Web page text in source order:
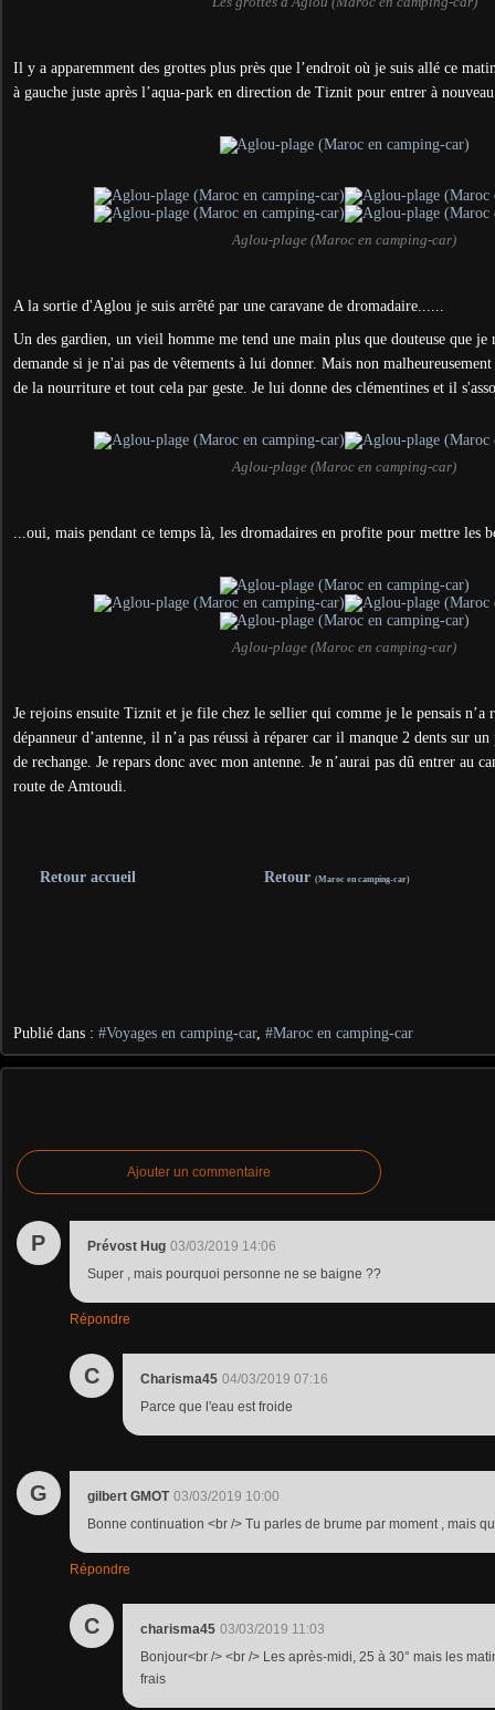
Il y a apparemment des grottes plus près que l’endroit où je suis allé ce
à gauche juste après l’aqua-park en direction de Tiznit pour entrer à
Aglou-plage (Maroc en camping-car)
A la sortie d'Aglou je suis arrêté par une caravane de dromadaire......
Un des gardien, un vieil homme me tend une main plus que douteuse que je
demande si je n'ai pas de vêtements à lui donner. Mais non
de la nourriture et tout cela par geste. Je lui donne des clémentines et il
Aglou-plage (Maroc en camping-car)
...oui, mais pendant ce temps là, les dromadaires en profite pour mettre les
Aglou-plage (Maroc en camping-car)
Je rejoins ensuite Tiznit et je file chez le sellier qui comme je le pensais n’a
dépanneur d’antenne, il n’a pas réussi à réparer car il manque 2 dents sur
de rechange. Je repars donc avec mon antenne. Je n’aurai pas dû entrer au
route de Amtoudi.
Retour accueil Retour (Maroc en camping-car)
Publié dans : #Voyages en camping-car, #Maroc en camping-car
Ajouter un commentaire
P Prévost Hug 03/03/2019 14:06
Super , mais pourquoi personne ne se baigne ??
Répondre
C Charisma45 04/03/2019 07:16
Parce que l'eau est froide
G gilbert GMOT 03/03/2019 10:00
Bonne continuation <br /> Tu parles de brume par moment , mais
Répondre
C charisma45 03/03/2019 11:03
Bonjour<br /> <br /> Les après-midi, 25 à 30° mais les
frais